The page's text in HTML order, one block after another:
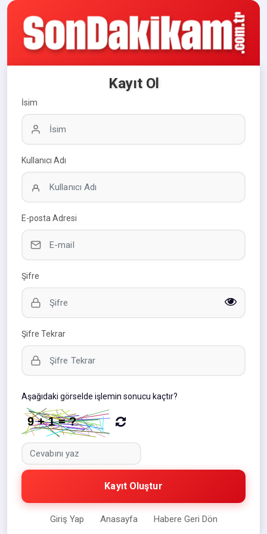
Kayıt Ol
İsim
Kullanıcı Adı
E-posta Adresi
Şifre
Şifre Tekrar
Aşağıdaki görselde işlemin sonucu kaçtır?
Kayıt Oluştur
Giriş Yap Anasayfa Habere Geri Dön